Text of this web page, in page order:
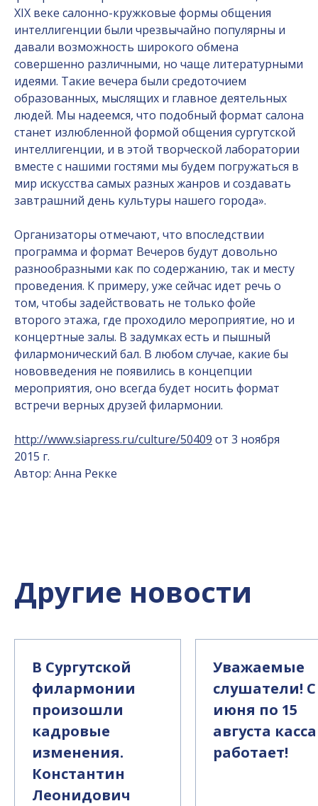
XIX веке салонно-кружковые формы общения
интеллигенции были чрезвычайно популярны и
давали возможность широкого обмена
совершенно различными, но чаще литературными
идеями. Такие вечера были средоточием
образованных, мыслящих и главное деятельных
людей. Мы надеемся, что подобный формат салона
станет излюбленной формой общения сургутской
интеллигенции, и в этой творческой лаборатории
вместе с нашими гостями мы будем погружаться в
мир искусства самых разных жанров и создавать
завтрашний день культуры нашего города».
Организаторы отмечают, что впоследствии
программа и формат Вечеров будут довольно
разнообразными как по содержанию, так и месту
проведения. К примеру, уже сейчас идет речь о
том, чтобы задействовать не только фойе
второго этажа, где проходило мероприятие, но и
концертные залы. В задумках есть и пышный
филармонический бал. В любом случае, какие бы
нововведения не появились в концепции
мероприятия, оно всегда будет носить формат
встречи верных друзей филармонии.
http://www.siapress.ru/culture/50409 от 3 ноября
2015 г.
Автор: Анна Рекке
Другие новости
В Сургутской
филармонии
произошли
кадровые
изменения.
Константин
Леонидович
Уважаемые
слушатели! С
июня по 15
августа
работает!